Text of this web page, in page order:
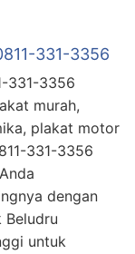
331-3356
331-3356
murah,
plakat motor
331-3356
dengan
Beludru
untuk